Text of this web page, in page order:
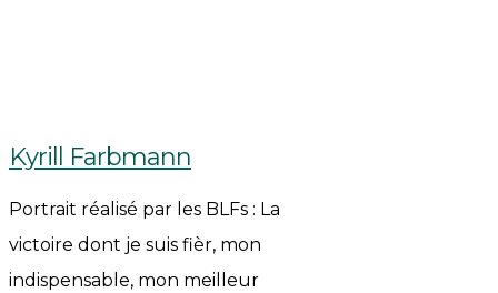
Kyrill Farbmann
Portrait réalisé par les BLFs : La
victoire dont je suis fièr, mon
indispensable, mon meilleur